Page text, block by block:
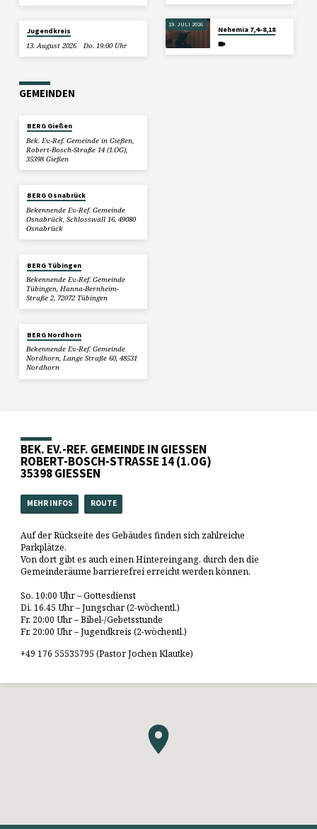
Jugendkreis
13. August 2026
Do. 19:00 Uhr
19. JULI 2026
Nehemia 7,4–8,18
GEMEINDEN
BERG Gießen
Bek. Ev.-Ref. Gemeinde in Gießen,
Robert-Bosch-Straße 14 (1.OG),
35398 Gießen
BERG Osnabrück
Bekennende Ev.-Ref. Gemeinde
Osnabrück, Schlosswall 16, 49080
Osnabrück
BERG Tübingen
Bekennende Ev.-Ref. Gemeinde
Tübingen, Hanna-Bernheim-
Straße 2, 72072 Tübingen
BERG Nordhorn
Bekennende Ev.-Ref. Gemeinde
Nordhorn, Lange Straße 60, 48531
Nordhorn
BEK. EV.-REF. GEMEINDE IN GIESSEN
ROBERT-BOSCH-STRASSE 14 (1.OG)
35398 GIESSEN
MEHR INFOS ROUTE
Auf der Rückseite des Gebäudes finden sich zahlreiche
Parkplätze.
Von dort gibt es auch einen Hintereingang, durch den die
Gemeinderäume barrierefrei erreicht werden können.
So. 10:00 Uhr – Gottesdienst
Di. 16.45 Uhr – Jungschar (2-wöchentl.)
Fr. 20:00 Uhr – Bibel-/Gebetsstunde
Fr. 20:00 Uhr – Jugendkreis (2-wöchentl.)
+49 176 55535795 (Pastor Jochen Klautke)